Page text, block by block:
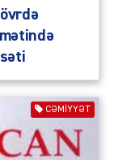
CƏMIYYƏT